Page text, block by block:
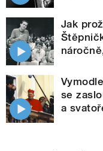
Jak
se
a